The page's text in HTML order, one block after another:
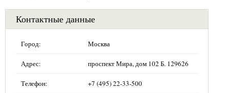
Контактные данные
Город: Москва
Адрес: проспект Мира, дом 102 Б. 129626
Телефон: +7 (495) 22-33-500